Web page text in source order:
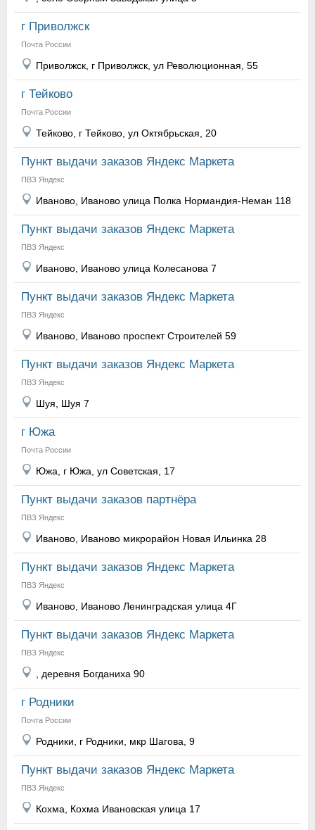
г Приволжск
Почта России
Приволжск, г Приволжск, ул Революционная, 55
г Тейково
Почта России
Тейково, г Тейково, ул Октябрьская, 20
Пункт выдачи заказов Яндекс Маркета
ПВЗ Яндекс
Иваново, Иваново улица Полка Нормандия-Неман 118
Пункт выдачи заказов Яндекс Маркета
ПВЗ Яндекс
Иваново, Иваново улица Колесанова 7
Пункт выдачи заказов Яндекс Маркета
ПВЗ Яндекс
Иваново, Иваново проспект Строителей 59
Пункт выдачи заказов Яндекс Маркета
ПВЗ Яндекс
Шуя, Шуя 7
г Южа
Почта России
Южа, г Южа, ул Советская, 17
Пункт выдачи заказов партнёра
ПВЗ Яндекс
Иваново, Иваново микрорайон Новая Ильинка 28
Пункт выдачи заказов Яндекс Маркета
ПВЗ Яндекс
Иваново, Иваново Ленинградская улица 4Г
Пункт выдачи заказов Яндекс Маркета
ПВЗ Яндекс
, деревня Богданиха 90
г Родники
Почта России
Родники, г Родники, мкр Шагова, 9
Пункт выдачи заказов Яндекс Маркета
ПВЗ Яндекс
Кохма, Кохма Ивановская улица 17